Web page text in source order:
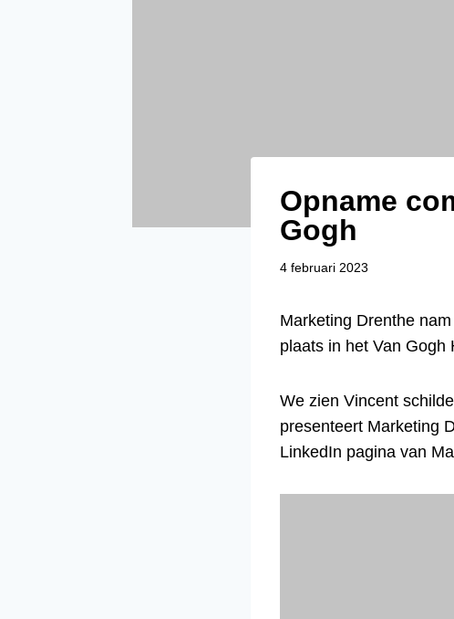
Opname
Gogh
4 februari 2023
Marketing Drenthe
plaats in het Van Gogh
We zien Vincent
presenteert Marketing
LinkedIn pagina van